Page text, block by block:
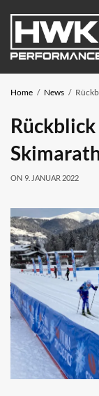
Home News
ON 9. JANUAR 2022